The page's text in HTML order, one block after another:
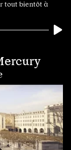
tout bientôt à